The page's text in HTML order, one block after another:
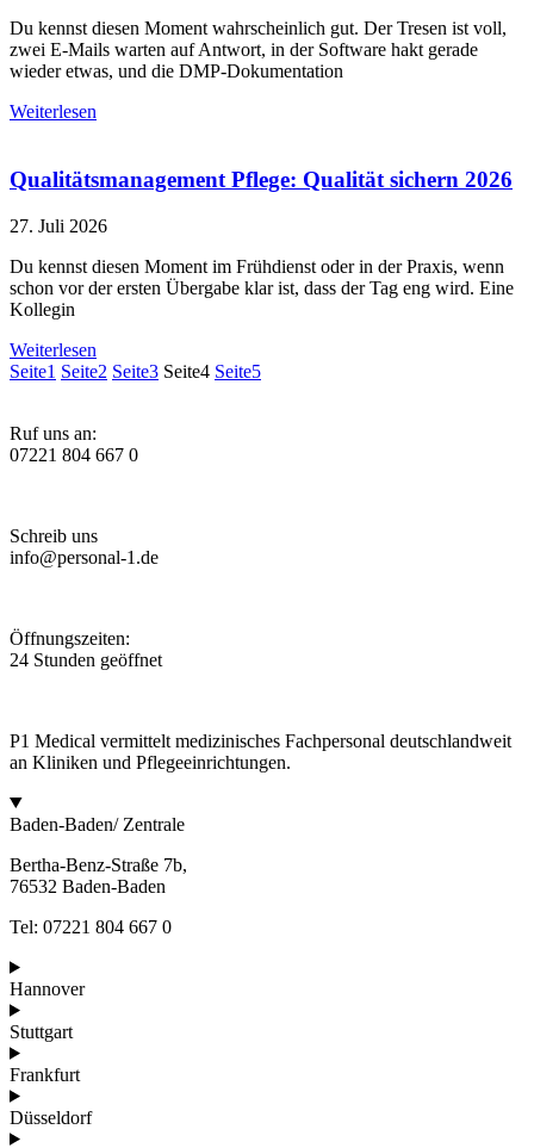
Du kennst diesen Moment wahrscheinlich gut. Der Tresen ist voll,
zwei E-Mails warten auf Antwort, in der Software hakt gerade
wieder etwas, und die DMP-Dokumentation
Weiterlesen
Qualitätsmanagement Pflege: Qualität sichern 2026
27. Juli 2026
Du kennst diesen Moment im Frühdienst oder in der Praxis, wenn
schon vor der ersten Übergabe klar ist, dass der Tag eng wird. Eine
Kollegin
Weiterlesen
Seite1 Seite2 Seite3 Seite4 Seite5
Ruf uns an:
07221 804 667 0
Schreib uns
info@personal-1.de
Öffnungszeiten:
24 Stunden geöffnet
P1 Medical vermittelt medizinisches Fachpersonal deutschlandweit
an Kliniken und Pflegeeinrichtungen.
Baden-Baden/ Zentrale
Bertha-Benz-Straße 7b,
76532 Baden-Baden
Tel: 07221 804 667 0
Hannover
Stuttgart
Frankfurt
Düsseldorf